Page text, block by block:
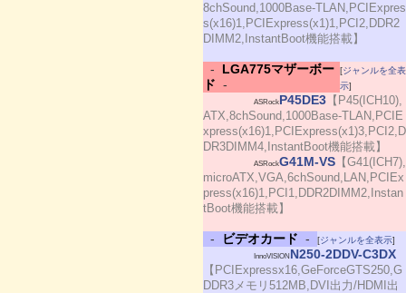
8chSound,1000Base-TLAN,PCIExpres
s(x16)1,PCIExpress(x1)1,PCI2,DDR2
DIMM2,InstantBoot機能搭載】
- LGA775マザーボー
ド -
[ジャンルを全表
示]
ASRockP45DE3【P45(ICH10),
ATX,8chSound,1000Base-TLAN,PCIE
xpress(x16)1,PCIExpress(x1)3,PCI2,D
DR3DIMM4,InstantBoot機能搭載】
ASRockG41M-VS【G41(ICH7),
microATX,VGA,6chSound,LAN,PCIEx
press(x16)1,PCI1,DDR2DIMM2,Instan
tBoot機能搭載】
- ビデオカード - [ジャンルを全表示]
InnoVISIONN250-2DDV-C3DX
【PCIExpressx16,GeForceGTS250,G
DDR3メモリ512MB,DVI出力/HDMI出